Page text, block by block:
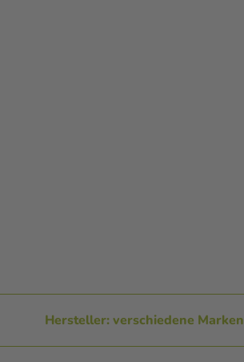
Hersteller: verschiedene Marken